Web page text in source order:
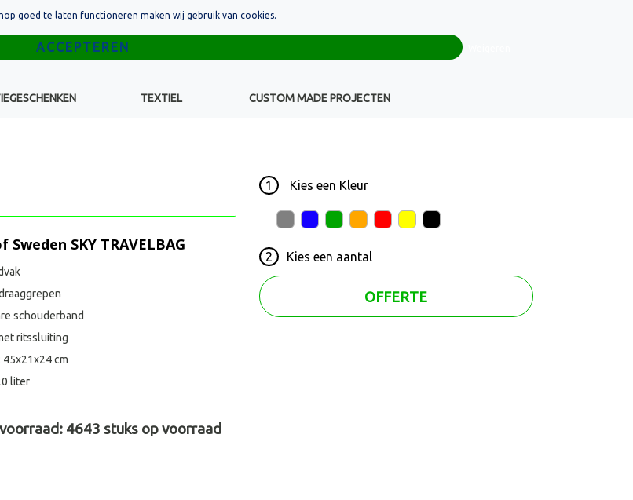
+32(0)16 43 54 19
TEXTIEL CUSTOM MADE PROJECTEN
1 Kies een Kleur
2 Kies een aantal
OFFERTE
Sweden SKY TRAVELBAG
schouderband
ritssluiting
45x21x24 cm
liter
4643 stuks op voorraad
goed te laten functioneren maken wij gebruik van cookies.